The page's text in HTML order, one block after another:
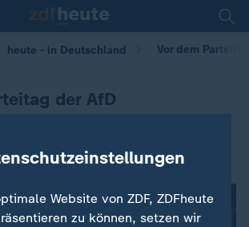
heute - in Deutschland Vor dem
der AfD
Website von ZDF, ZDFheute
zu können, setzen wir